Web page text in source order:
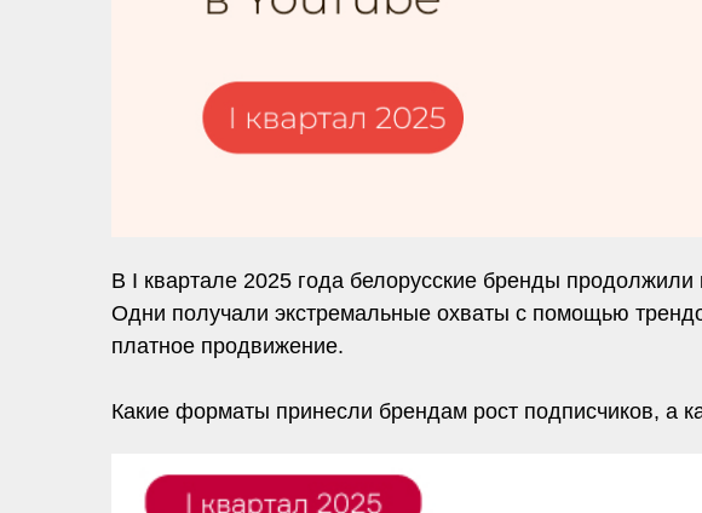
В I квартале 2025 года белорусские бренды
Одни получали экстремальные охваты с помощью
платное продвижение.
Какие форматы принесли брендам рост подписчиков, а